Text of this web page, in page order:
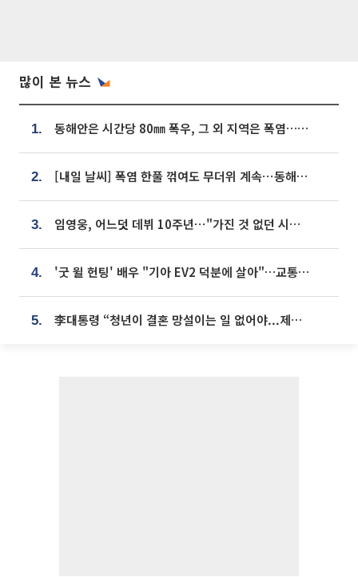
많이 본 뉴스
1. 동해안은 시간당 80㎜ 폭우, 그 외 지역은 폭염…‘극과 극 날씨’
2. [내일 날씨] 폭염 한풀 꺾여도 무더위 계속⋯동해안 이틀 연속 비
3. 임영웅, 어느덧 데뷔 10주년⋯"가진 것 없던 시절, 내 앞엔 20명의 팬뿐"
4. '굿 윌 헌팅' 배우 "기아 EV2 덕분에 살아"…교통사고 후 안전성 극찬
5. 李대통령 “청년이 결혼 망설이는 일 없어야...제도상 불이익 조사”